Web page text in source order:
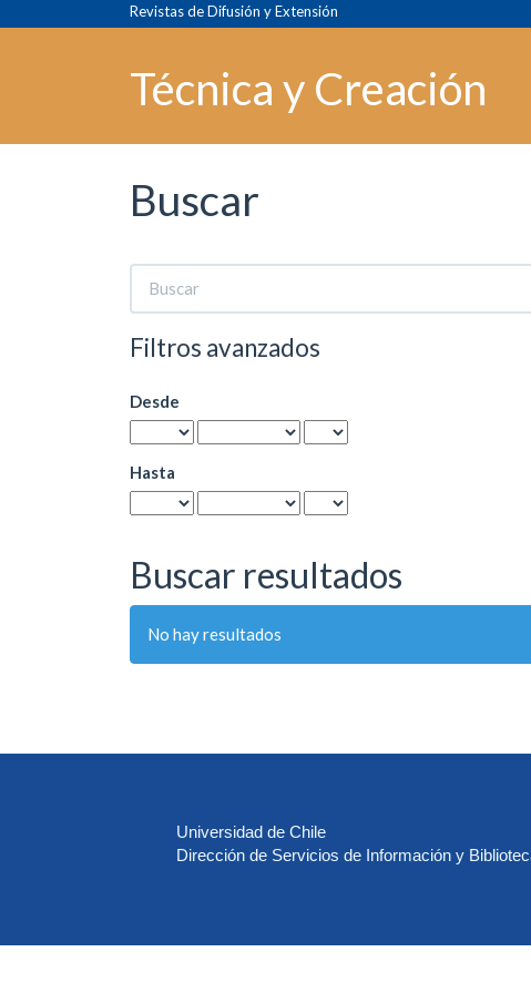
Navegación
principal
Revistas de Difusión y Extensión
Técnica y Creación
Buscar
Buscar
artículos
por
Filtros avanzados
Desde
Hasta
Buscar resultados
No hay resultados
Universidad de Chile
Dirección de Servicios de Información y